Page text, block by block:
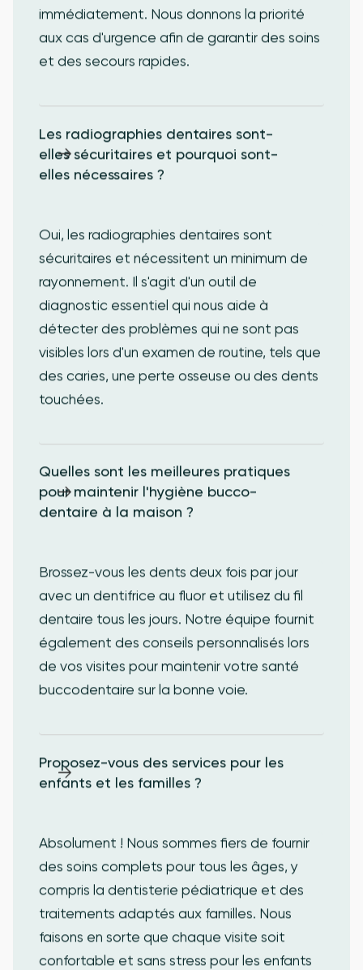
immédiatement. Nous donnons la priorité
aux cas d'urgence afin de garantir des soins
et des secours rapides.
Les radiographies dentaires sont-
elles sécuritaires et pourquoi sont-
elles nécessaires ?
Oui, les radiographies dentaires sont
sécuritaires et nécessitent un minimum de
rayonnement. Il s'agit d'un outil de
diagnostic essentiel qui nous aide à
détecter des problèmes qui ne sont pas
visibles lors d'un examen de routine, tels que
des caries, une perte osseuse ou des dents
touchées.
Quelles sont les meilleures pratiques
pour maintenir l'hygiène bucco-
dentaire à la maison ?
Brossez-vous les dents deux fois par jour
avec un dentifrice au fluor et utilisez du fil
dentaire tous les jours. Notre équipe fournit
également des conseils personnalisés lors
de vos visites pour maintenir votre santé
buccodentaire sur la bonne voie.
Proposez-vous des services pour les
enfants et les familles ?
Absolument ! Nous sommes fiers de fournir
des soins complets pour tous les âges, y
compris la dentisterie pédiatrique et des
traitements adaptés aux familles. Nous
faisons en sorte que chaque visite soit
confortable et sans stress pour les enfants